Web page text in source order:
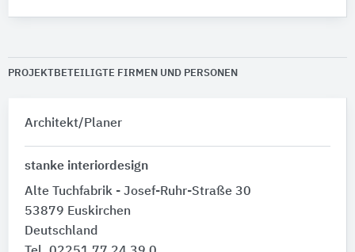
PROJEKTBETEILIGTE FIRMEN UND PERSONEN
Architekt/Planer
stanke interiordesign
Alte Tuchfabrik - Josef-Ruhr-Straße 30
53879 Euskirchen
Deutschland